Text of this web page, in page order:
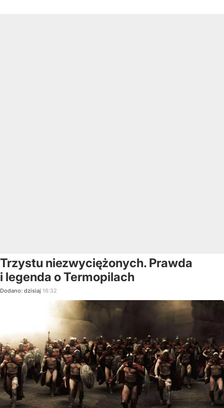
Trzystu niezwyciężonych. Prawda
i legenda o Termopilach
Dodano: dzisiaj 16:32